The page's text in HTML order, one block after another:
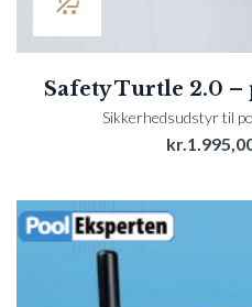
Safety Turtle 2.0
Sikkerhedsudstyr til
kr.